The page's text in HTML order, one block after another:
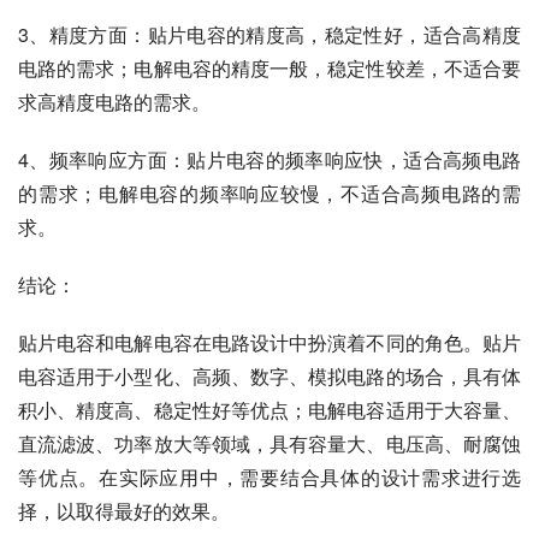
3、精度方面：贴片电容的精度高，稳定性好，适合高精度
电路的需求；电解电容的精度一般，稳定性较差，不适合要
求高精度电路的需求。
4、频率响应方面：贴片电容的频率响应快，适合高频电路
的需求；电解电容的频率响应较慢，不适合高频电路的需
求。
结论：
贴片电容和电解电容在电路设计中扮演着不同的角色。贴片
电容适用于小型化、高频、数字、模拟电路的场合，具有体
积小、精度高、稳定性好等优点；电解电容适用于大容量、
直流滤波、功率放大等领域，具有容量大、电压高、耐腐蚀
等优点。在实际应用中，需要结合具体的设计需求进行选
择，以取得最好的效果。